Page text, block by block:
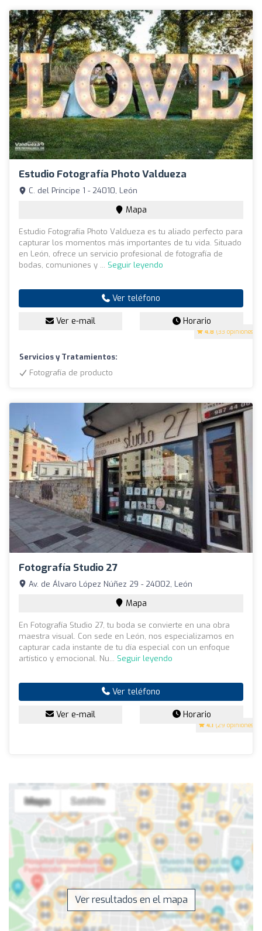
Estudio Fotografía Photo Valdueza
4.8 (33 opiniones)
C. del Príncipe 1 - 24010, León
Mapa
Estudio Fotografía Photo Valdueza es tu aliado perfecto para
capturar los momentos más importantes de tu vida. Situado
en León, ofrece un servicio profesional de fotografía de
bodas, comuniones y ... Seguir leyendo
Ver teléfono
Ver e-mail Horario
Servicios y Tratamientos:
Fotografía de producto
Fotografía Studio 27
4.1 (29 opiniones)
Av. de Álvaro López Núñez 29 - 24002, León
Mapa
En Fotografía Studio 27, tu boda se convierte en una obra
maestra visual. Con sede en León, nos especializamos en
capturar cada instante de tu día especial con un enfoque
artístico y emocional. Nu... Seguir leyendo
Ver teléfono
Ver e-mail Horario
Ver resultados en el mapa